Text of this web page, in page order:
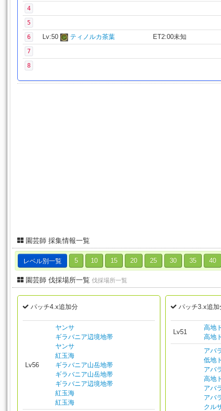
4
5
6 Lv:50 ティノルカ茶葉 ET2:00未知
7
8
園芸師 採集情報一覧
レベル別一覧 5 10 15 20 25 30 35 40
園芸師 伐採場所一覧 伐採場所一覧
パッチ4.x追加分
Lv56
ヤンサ
ギラバニア辺境地帯
ヤンサ
紅玉海
ギラバニア山岳地帯
ギラバニア山岳地帯
ギラバニア辺境地帯
紅玉海
紅玉海
パッチ3.x追加
Lv51
高地
高地
アバ
低地
アバ
高地
アバ
アバ
クル